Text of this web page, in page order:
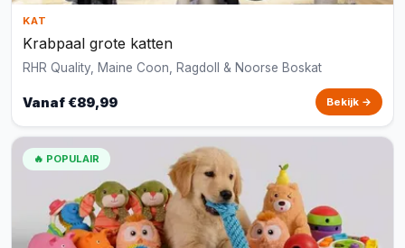
KAT
Krabpaal grote katten
RHR Quality, Maine Coon, Ragdoll & Noorse Boskat
Vanaf €89,99 Bekijk →
🔥 POPULAIR